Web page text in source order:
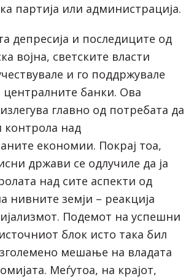
партија или администрација.
депресија и последиците од
војна, светските власти
и го поддржувале
банки. Ова
главно од потребата да
контрола над
економии. Покрај тоа,
држави се одлучиле да ја
над сите аспекти од
нивните земји – реакција
Подемот на успешни
блок исто така бил
мешање на владата
Меѓутоа, на крајот,